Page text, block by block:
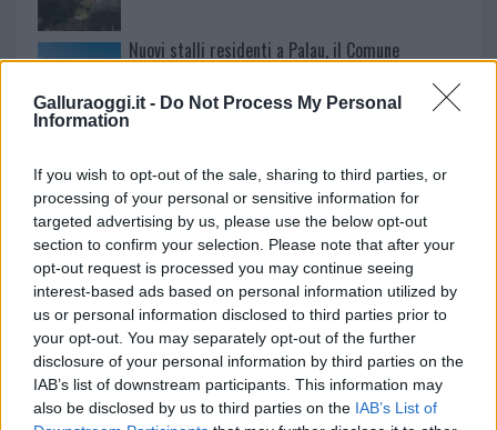
Galluraoggi.it - Do Not Process My Personal
Information
If you wish to opt-out of the sale, sharing to third parties, or
processing of your personal or sensitive information for
targeted advertising by us, please use the below opt-out
section to confirm your selection. Please note that after your
opt-out request is processed you may continue seeing
interest-based ads based on personal information utilized by
us or personal information disclosed to third parties prior to
your opt-out. You may separately opt-out of the further
disclosure of your personal information by third parties on the
IAB’s list of downstream participants. This information may
also be disclosed by us to third parties on the IAB’s List of
Nuovi stalli residenti a Palau, il Comune
Costa Smeralda
Porto Rotondo ospita la grande sfida della vela
nell’estate 2026
Controlli all’aeroporto di Olbia, sequestrati
caviale e sabbia rubata